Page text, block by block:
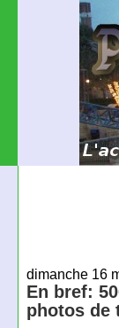
dimanche 16
En bref:
photos de